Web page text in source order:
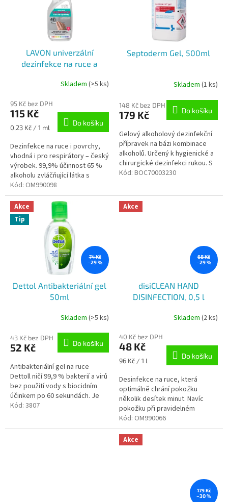
LAVON univerzální
dezinfekce na ruce a
produktu
je
5,0
5
hvězdiček.
Skladem(>5 ks)
95 Kč bez DPH
115 Kč
Měrná
0,23 Kč / 1 ml
Do košíku
Dezinfekce na ruce i povrchy,
vhodná i pro respirátory – český
výrobek. 99,9% účinnost 65 %
alkoholu zvláčňující látka s
praktickým rozprašovačem
Kód: OM990098
Septoderm Gel, 500ml
produktu
je
z
5
hvězdiček.
Skladem(1 ks)
148 Kč bez DPH
179 Kč Do košíku
Gelový alkoholový dezinfekční
přípravek na bázi kombinace
alkoholů. Určený k hygienické a
chirurgické dezinfekci rukou. S
obsahem zvláčňujících přísad
Kód: BOC70003230
Akce
Tip
74 Kč
–29 %
Dettol Antibakteriální gel
50ml
Skladem (>5 ks)
43 Kč bez DPH
52 Kč Do košíku
Antibakteriální gel na ruce
Dettoll ničí 99,9 % bakterií a virů
bez použití vody s biocidním
účinkem po 60 sekundách. Je
ideální pro použití na cestách,
Kód: 3807
Akce
68 Kč
–29 %
disiCLEAN HAND
DISINFECTION, 0,5 l
Skladem (2 ks)
40 Kč bez DPH
48 Kč
Měrná
96 Kč / 1 l
Do košíku
Desinfekce na ruce, která
optimálně chrání pokožku
několik desítek minut. Navíc
pokožku při pravidelném
používání nevysušuje.
Kód: OM990066
Akce
179 Kč
–30 %